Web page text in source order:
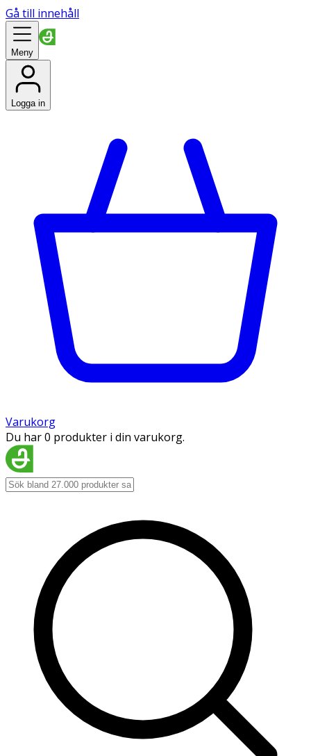
Gå till innehåll
Meny
Logga in
Varukorg
Du har 0 produkter i din varukorg.